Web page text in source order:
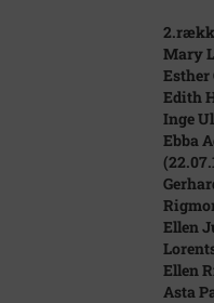
Mary
Esther
Edith
Inge
Ebba
Ellen
Ellen
Asta